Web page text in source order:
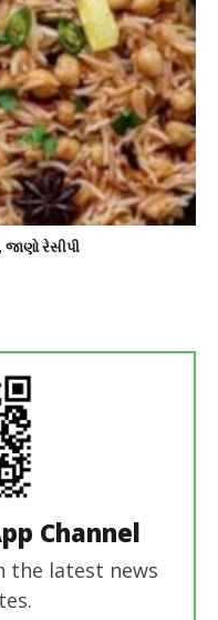
જાણો રેસીપી
Channel
the latest news